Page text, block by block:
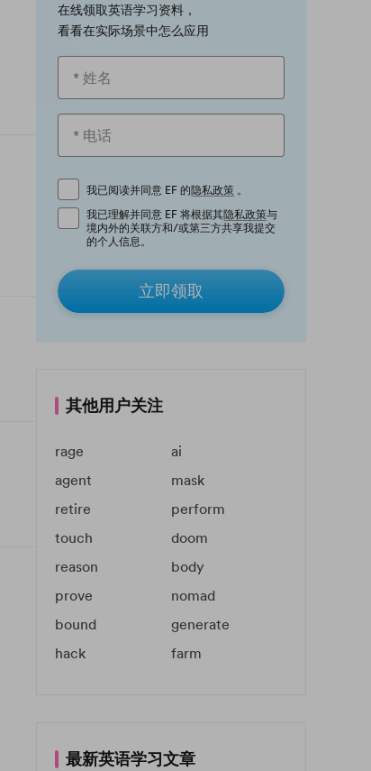
在线领取英语学习资料，
看看在实际场景中怎么应用
我已阅读并同意 EF 的隐私政策 。
我已理解并同意 EF 将根据其隐私政策与
境内外的关联方和/或第三方共享我提交
的个人信息。
立即领取
其他用户关注
rage
ai
agent
mask
retire
perform
touch
doom
reason
body
prove
nomad
bound
generate
hack
farm
最新英语学习文章